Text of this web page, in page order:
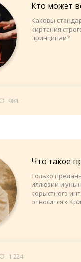
Кто может
Каковы
киртания
принципам?
984
Что такое
Только
иллюзии и
корыстного
относится к
1 224